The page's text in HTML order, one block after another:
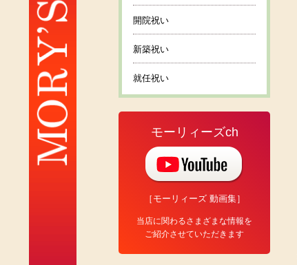
開院祝い
新築祝い
就任祝い
モーリィーズch
［モーリィーズ 動画集］
当店に関わるさまざまな情報を
ご紹介させていただきます